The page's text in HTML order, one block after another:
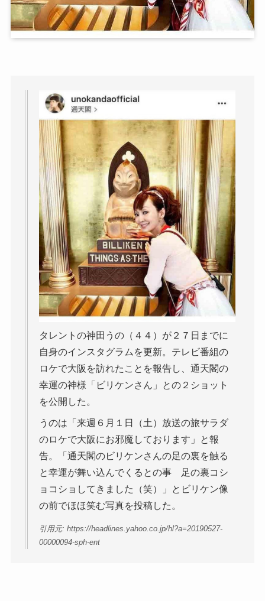
タレントの神田うの（４４）が２７日までに
自身のインスタグラムを更新。テレビ番組の
ロケで大阪を訪れたことを報告し、通天閣の
幸運の神様「ビリケンさん」との２ショット
を公開した。
うのは「来週６月１日（土）放送の旅サラダ
のロケで大阪にお邪魔しております」と報
告。「通天閣のビリケンさんの足の裏を触る
と幸運が舞い込んでくるとの事 足の裏コシ
ョコショしてきました（笑）」とビリケン像
の前でほほ笑む写真を投稿した。
引用元: https://headlines.yahoo.co.jp/hl?a=20190527-
00000094-sph-ent